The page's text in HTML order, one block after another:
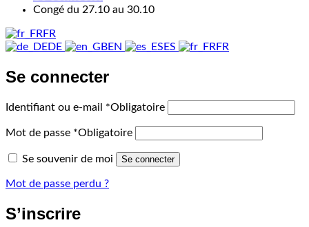
Congé du 27.10 au 30.10
FR
DE
EN ES FR
Se connecter
Identifiant ou e-mail *Obligatoire
Mot de passe *Obligatoire
Se souvenir de moi Se connecter
Mot de passe perdu ?
S’inscrire